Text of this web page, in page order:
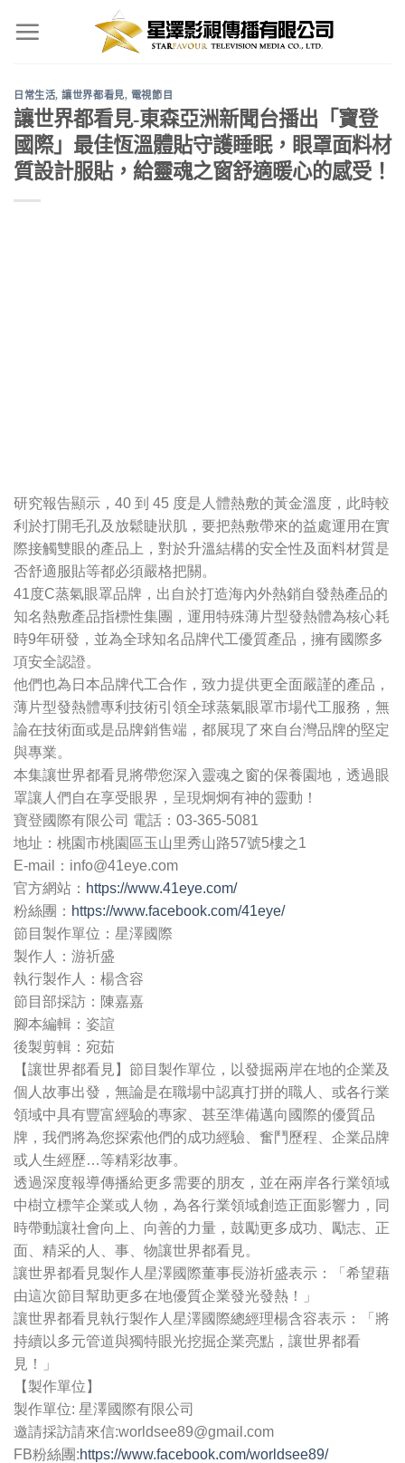
日常生活,讓世界都看見, 電視節目
讓世界都看見-東森亞洲新聞台播出「寶登
國際」最佳恆溫體貼守護睡眠，眼罩面料材
質設計服貼，給靈魂之窗舒適暖心的感受！
研究報告顯示，40 到 45 度是人體熱敷的黃金溫度，此時較
利於打開毛孔及放鬆睫狀肌，要把熱敷帶來的益處運用在實
際接觸雙眼的產品上，對於升溫結構的安全性及面料材質是
否舒適服貼等都必須嚴格把關。
41度C蒸氣眼罩品牌，出自於打造海內外熱銷自發熱產品的
知名熱敷產品指標性集團，運用特殊薄片型發熱體為核心耗
時9年研發，並為全球知名品牌代工優質產品，擁有國際多
項安全認證。
他們也為日本品牌代工合作，致力提供更全面嚴謹的產品，
薄片型發熱體專利技術引領全球蒸氣眼罩市場代工服務，無
論在技術面或是品牌銷售端，都展現了來自台灣品牌的堅定
與專業。
本集讓世界都看見將帶您深入靈魂之窗的保養園地，透過眼
罩讓人們自在享受眼界，呈現炯炯有神的靈動！
寶登國際有限公司 電話：03-365-5081
地址：桃園市桃園區玉山里秀山路57號5樓之1
E-mail： info@41eye.com
官方網站： https://www.41eye.com/
粉絲團： https://www.facebook.com/41eye/
節目製作單位：星澤國際
製作人：游祈盛
執行製作人：楊含容
節目部採訪：陳嘉嘉
腳本編輯：姿諠
後製剪輯：宛茹
【讓世界都看見】節目製作單位，以發掘兩岸在地的企業及
個人故事出發，無論是在職場中認真打拼的職人、或各行業
領域中具有豐富經驗的專家、甚至準備邁向國際的優質品
牌，我們將為您探索他們的成功經驗、奮鬥歷程、企業品牌
或人生經歷…等精彩故事。
透過深度報導傳播給更多需要的朋友，並在兩岸各行業領域
中樹立標竿企業或人物，為各行業領域創造正面影響力，同
時帶動讓社會向上、向善的力量，鼓勵更多成功、勵志、正
面、精采的人、事、物讓世界都看見。
讓世界都看見製作人星澤國際董事長游祈盛表示：「希望藉
由這次節目幫助更多在地優質企業發光發熱！」
讓世界都看見執行製作人星澤國際總經理楊含容表示：「將
持續以多元管道與獨特眼光挖掘企業亮點，讓世界都看
見！」
【製作單位】
製作單位: 星澤國際有限公司
邀請採訪請來信:worldsee89@gmail.com
FB粉絲團:https://www.facebook.com/worldsee89/